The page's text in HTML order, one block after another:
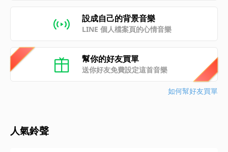
設成自己的背景音樂
LINE 個人檔案頁的心情音樂
幫你的好友買單
送你好友免費設定這首音樂
如何幫好友買單
人氣鈴聲